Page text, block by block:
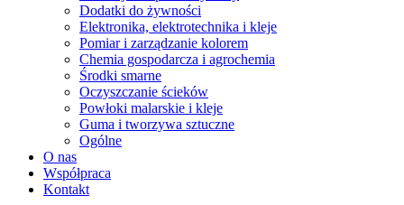
Dodatki do żywności
Elektronika, elektrotechnika i kleje
Pomiar i zarządzanie kolorem
Chemia gospodarcza i agrochemia
Środki smarne
Oczyszczanie ścieków
Powłoki malarskie i kleje
Guma i tworzywa sztuczne
Ogólne
O nas
Współpraca
Kontakt